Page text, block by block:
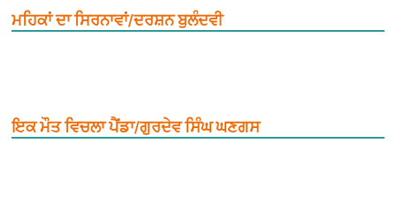
ਮਹਿਕਾਂ ਦਾ ਸਿਰਨਾਵਾਂ/ਦਰਸ਼ਨ ਬੁਲੰਦਵੀ
ਇਕ ਮੌਤ ਵਿਚਲਾ ਪੈਂਡਾ/ਗੁਰਦੇਵ ਸਿੰਘ ਘਣਗਸ